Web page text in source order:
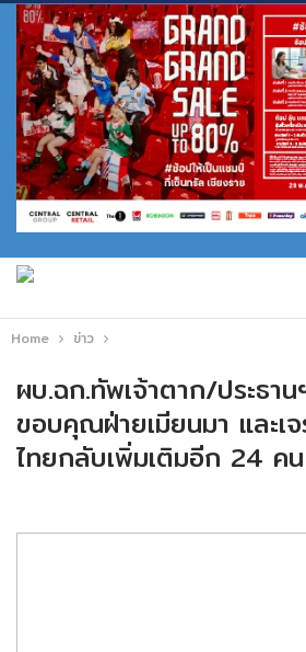
Home ข่าว
ผบ.ฉก.ทัพเจ้าตาก/ประธา
ขอบคุณฝ่ายเมียนมา และเ
ไทยกลับเพิ่มเติมอีก 24 คน